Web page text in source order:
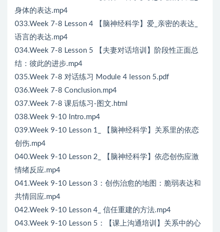
身体的表达.mp4
033.Week 7-8 Lesson 4 【脑神经科学】爱_亲密的表达_
语言的表达.mp4
034.Week 7-8 Lesson 5 【夫妻对话培训】阶段性正面总
结：彼此的进步.mp4
035.Week 7-8 对话练习 Module 4 lesson 5.pdf
036.Week 7-8 Conclusion.mp4
037.Week 7-8 课后练习-图文.html
038.Week 9-10 Intro.mp4
039.Week 9-10 Lesson 1_ 【脑神经科学】关系里的依恋
创伤.mp4
040.Week 9-10 Lesson 2_ 【脑神经科学】依恋创伤应激
情绪反应.mp4
041.Week 9-10 Lesson 3：创伤治愈的地图：脆弱表达和
共情回应.mp4
042.Week 9-10 Lesson 4_ 信任重建的方法.mp4
043.Week 9-10 Lesson 5：【课上沟通培训】关系中的心